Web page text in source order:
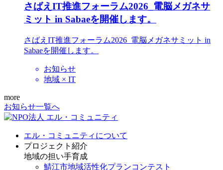
さばえIT推進フォーラム2026_電脳メガネサ
ミット in Sabaeを開催します。
さばえIT推進フォーラム2026_電脳メガネサミット in
Sabaeを開催します。
お知らせ
地域 × IT
more
お知らせ一覧へ
エル・コミュニティについて
プロジェクト紹介
地域の担い手育成
鯖江市地域活性化プランコンテスト